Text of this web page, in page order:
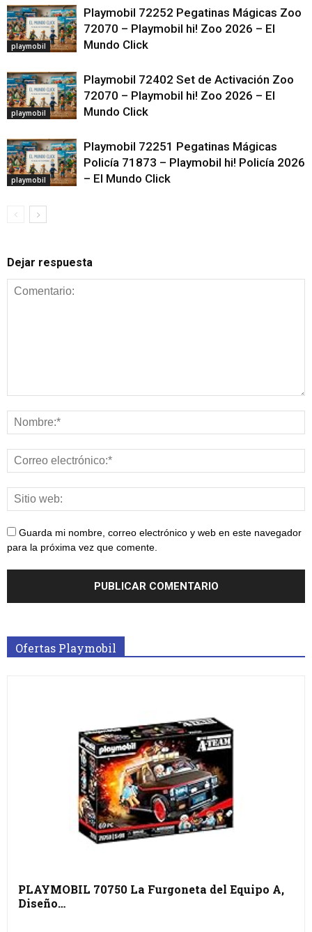
playmobil
Playmobil 72252 Pegatinas Mágicas Zoo
72070 – Playmobil hi! Zoo 2026 – El
Mundo Click
playmobil
Playmobil 72402 Set de Activación Zoo
72070 – Playmobil hi! Zoo 2026 – El
Mundo Click
playmobil
Playmobil 72251 Pegatinas Mágicas
Policía 71873 – Playmobil hi! Policía 2026
– El Mundo Click
Dejar respuesta
Guarda mi nombre, correo electrónico y web en este navegador
para la próxima vez que comente.
Ofertas Playmobil
PLAYMOBIL 70750 La Furgoneta del Equipo A,
Diseño…